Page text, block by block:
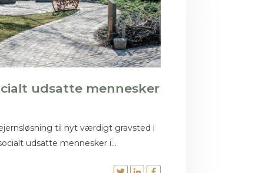
udsatte mennesker
til nyt værdigt gravsted i
udsatte mennesker i...